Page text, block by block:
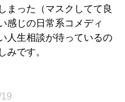
まった（マスクしてて良
感じの日常系コメディ
人生相談が待っているの
みです。